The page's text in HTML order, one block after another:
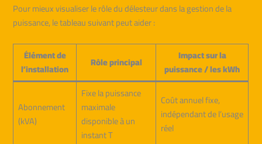
Pour mieux visualiser le rôle du délesteur dans la gestion de la
puissance, le tableau suivant peut aider :
Élément de
l’installation
Rôle principal
Impact sur la
puissance / les kWh
Abonnement
(kVA)
Fixe la puissance
maximale
disponible à un
instant T
Coût annuel fixe,
indépendant de l’usage
réel